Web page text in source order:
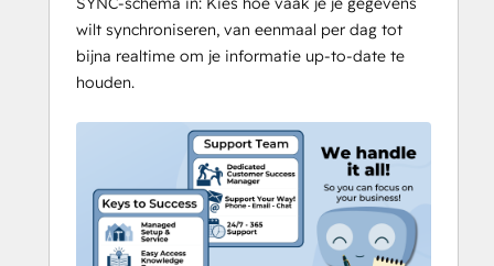
wilt synchroniseren, van eenmaal per dag tot
bijna realtime om je informatie up-to-date te
houden.